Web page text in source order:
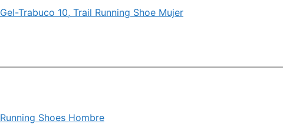
Gel-Trabuco 10, Trail Running Shoe Mujer
Running Shoes Hombre